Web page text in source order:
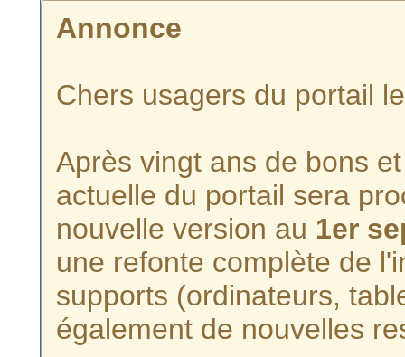
Annonce
Chers usagers du portail
Après vingt ans de bons
actuelle du portail sera
nouvelle version au 1er
une refonte complète de
supports (ordinateurs,
également de nouvelles